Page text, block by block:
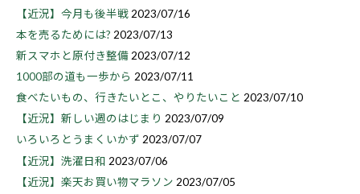
【近況】今月も後半戦 2023/07/16
本を売るためには? 2023/07/13
新スマホと原付き整備 2023/07/12
1000部の道も一歩から 2023/07/11
食べたいもの、行きたいとこ、やりたいこと 2023/07/10
【近況】新しい週のはじまり 2023/07/09
いろいろとうまくいかず 2023/07/07
【近況】洗濯日和 2023/07/06
【近況】楽天お買い物マラソン 2023/07/05